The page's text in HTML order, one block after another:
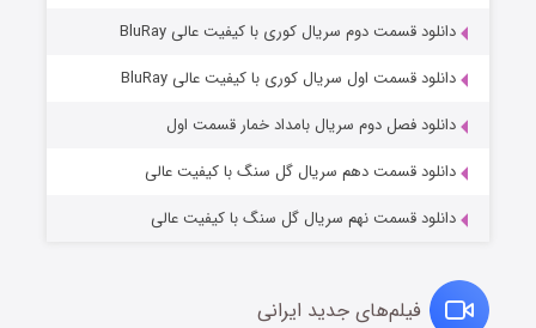
مردگان متحرک: شهر مرده ۳
قسمت۲ (زیرنویس) منتشر شد
دانلود قسمت دوم سریال کوری با کیفیت عالی BluRay
دانلود قسمت اول سریال کوری با کیفیت عالی BluRay
دانلود فصل دوم سریال بامداد خمار قسمت اول
دانلود قسمت دهم سریال گل سنگ با کیفیت عالی
دانلود قسمت نهم سریال گل سنگ با کیفیت عالی
فیلم‌های جدید ایرانی